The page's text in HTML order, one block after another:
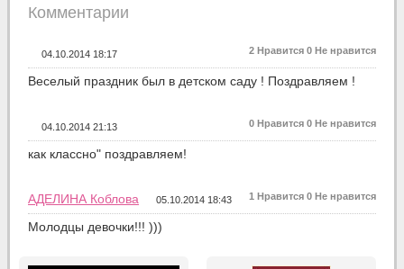
Комментарии
2 Нравится 0 Не нравится
04.10.2014 18:17
Веселый праздник был в детском саду ! Поздравляем !
0 Нравится 0 Не нравится
04.10.2014 21:13
как классно" поздравляем!
1 Нравится 0 Не нравится
АДЕЛИНА Коблова 05.10.2014 18:43
Молодцы девочки!!! )))